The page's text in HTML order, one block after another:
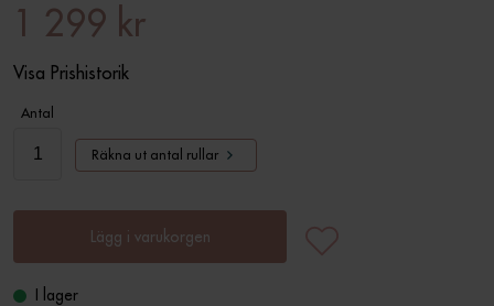
1 299 kr
Visa Prishistorik
Antal
Räkna ut antal rullar
Lägg i varukorgen
I lager